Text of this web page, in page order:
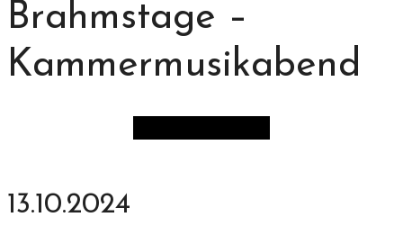
Brahmstage –
Kammermusikabend
13.10.2024